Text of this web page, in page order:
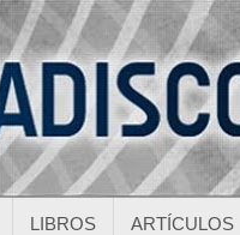
LIBROS ARTÍCULOS